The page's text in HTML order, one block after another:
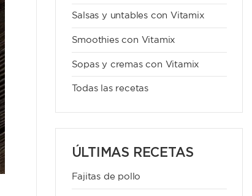
Salsas y untables con Vitamix
Smoothies con Vitamix
Sopas y cremas con Vitamix
Todas las recetas
ÚLTIMAS RECETAS
Fajitas de pollo